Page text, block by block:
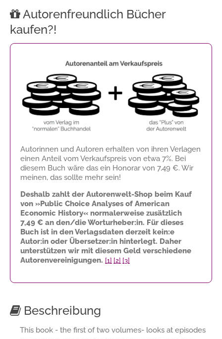
Autorenfreundlich Bücher
kaufen?!
Autorinnen und Autoren erhalten von ihren Verlagen
einen Anteil vom Verkaufspreis von etwa 7%. Bei
diesem Buch wäre das ein Honorar von 7,49 €. Wir
meinen, das sollte mehr sein!
Deshalb zahlt der Autorenwelt-Shop beim Kauf
von »Public Choice Analyses of American
Economic History« normalerweise zusätzlich
7,49 € an den/die Worturheber:in. Für dieses
Buch ist in den Verlagsdaten derzeit kein:e
Autor:in oder Übersetzer:in hinterlegt. Daher
unterstützen wir mit diesem Geld verschiedene
Autorenvereinigungen. [1] [2] [3]
Beschreibung
This book - the first of two volumes- looks at episodes